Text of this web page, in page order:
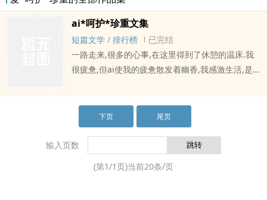
ai*呵护*珍重文集
短篇文学 / 排行榜
已完结
一路走来,很多的心事,在这里得到了休憩的温床.我
很疲惫,但ai使我的疲惫散发着幽香,我感激生活,是它
方向.写过很多的文字,但时过境迁竟不想让它再走
jin我今天的记忆,因为我怕它会使我在回首往事时,
更加心伤,所以希望我每天都能够嗅到深谷幽兰的芳
为快乐心灵涂上yang光
下页 尾页
输入页数
(第1/1页)当前20条/页